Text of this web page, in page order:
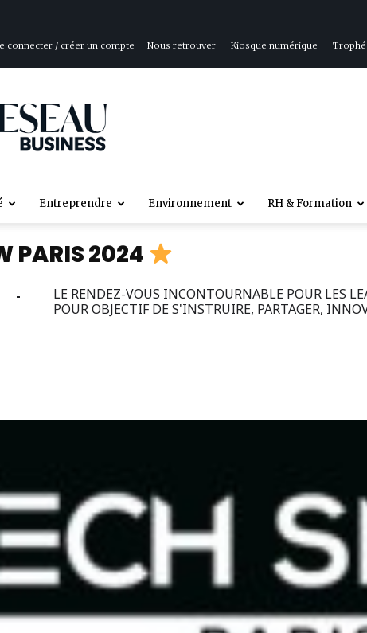
connecter / créer un compte Nous retrouver Kiosque numérique
Business
Entreprendre Environnement RH & Formation
PARIS 2024
LE RENDEZ-VOUS INCONTOURNABLE POUR LES
POUR OBJECTIF DE S'INSTRUIRE, PARTAGER,